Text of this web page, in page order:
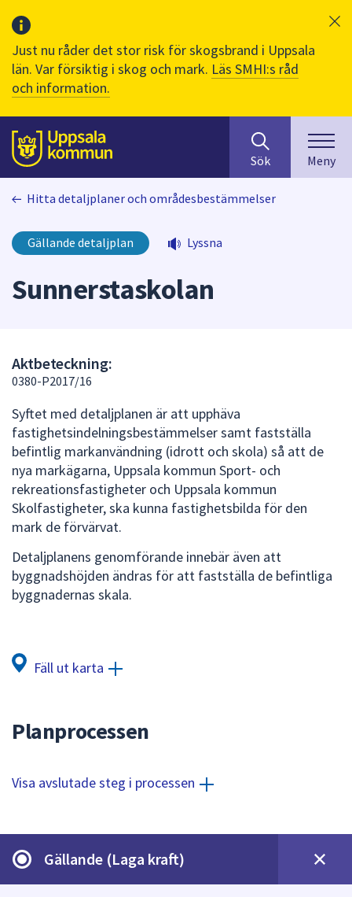
Just nu råder det stor risk för skogsbrand i Uppsala
län. Var försiktig i skog och mark. Läs SMHI:s råd
och information.
Till sidans
huvudinnehåll
efter
innehåll
på
webbplatsen.
under
fältet.
Använd
piltangenterna
för
att
sökförslagen
och
Sök Meny
Hitta detaljplaner och områdesbestämmelser
Gällande detaljplan Lyssna
Sunnerstaskolan
Aktbeteckning:
0380-P2017/16
Syftet med detaljplanen är att upphäva
fastighetsindelningsbestämmelser samt fastställa
befintlig markanvändning (idrott och skola) så att de
nya markägarna, Uppsala kommun Sport- och
rekreationsfastigheter och Uppsala kommun
Skolfastigheter, ska kunna fastighetsbilda för den
mark de förvärvat.
Detaljplanens genomförande innebär även att
byggnadshöjden ändras för att fastställa de befintliga
byggnadernas skala.
Fäll ut karta
Planprocessen
Visa avslutade steg i processen
Gällande (Laga kraft)